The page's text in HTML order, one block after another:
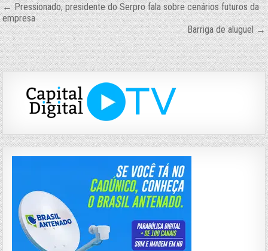
Navegação
de
Post
← Pressionado, presidente do Serpro fala sobre cenários futuros da
empresa
Barriga de aluguel →